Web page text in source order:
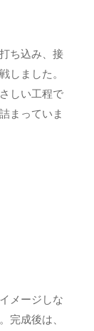
ち込み、接
しました。
しい工程で
まっていま
メージしな
完成後は、